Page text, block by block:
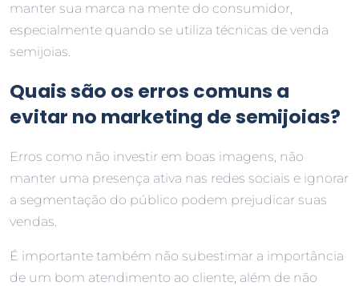
manter sua marca na mente do consumidor,
especialmente quando se utiliza técnicas de venda
semijoias.
Quais são os erros comuns a
evitar no marketing de semijoias?
Erros como não investir em boas imagens, não
manter uma presença ativa nas redes sociais e ignorar
a segmentação do público podem prejudicar suas
vendas.
É importante também não subestimar a importância
de um bom atendimento ao cliente, além de não